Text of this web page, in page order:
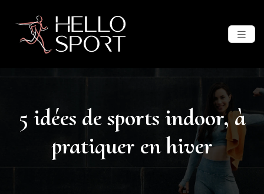
5 idées de sports indoor, à
pratiquer en hiver